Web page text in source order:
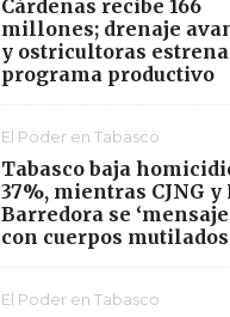
Cárdenas recibe 166
millones; drenaje
y ostricultoras
programa productivo
El Poder en Tabasco
Tabasco baja
37%, mientras CJNG y
Barredora se
con cuerpos mutilados
El Poder en Tabasco